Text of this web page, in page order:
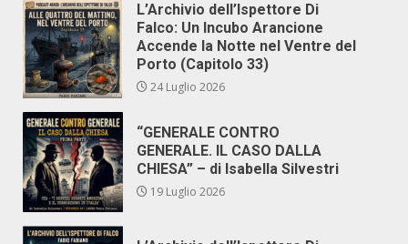
L’Archivio dell’Ispettore Di
Falco: Un Incubo Arancione
Accende la Notte nel Ventre del
Porto (Capitolo 33)
24 Luglio 2026
“GENERALE CONTRO
GENERALE. IL CASO DALLA
CHIESA” – di Isabella Silvestri
19 Luglio 2026